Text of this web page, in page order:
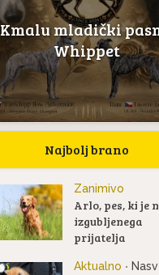
Kmalu mladički
Whippet
Najbolj brano
Zanimivo
Arlo, pes, ki je
izgubljenega
prijatelja
Aktualno •